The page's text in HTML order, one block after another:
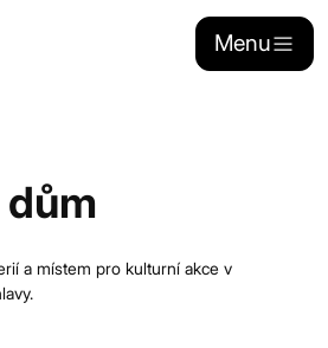
Menu
prodej
Sponzoring
a místem pro kulturní akce v